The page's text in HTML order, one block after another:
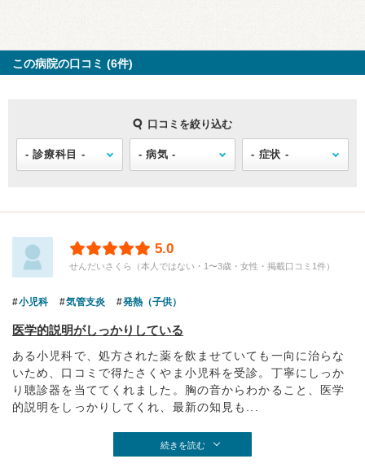
この病院の口コミ (6件)
口コミを絞り込む
5.0
せんだいさくら（本人ではない・1〜3歳・女性・掲載口コミ1件）
小児科 気管支炎 発熱（子供）
医学的説明がしっかりしている
ある小児科で、処方された薬を飲ませていても一向に治らな
いため、口コミで得たさくやま小児科を受診。丁寧にしっか
り聴診器を当ててくれました。胸の音からわかること、医学
的説明をしっかりしてくれ、最新の知見も...
続きを読む